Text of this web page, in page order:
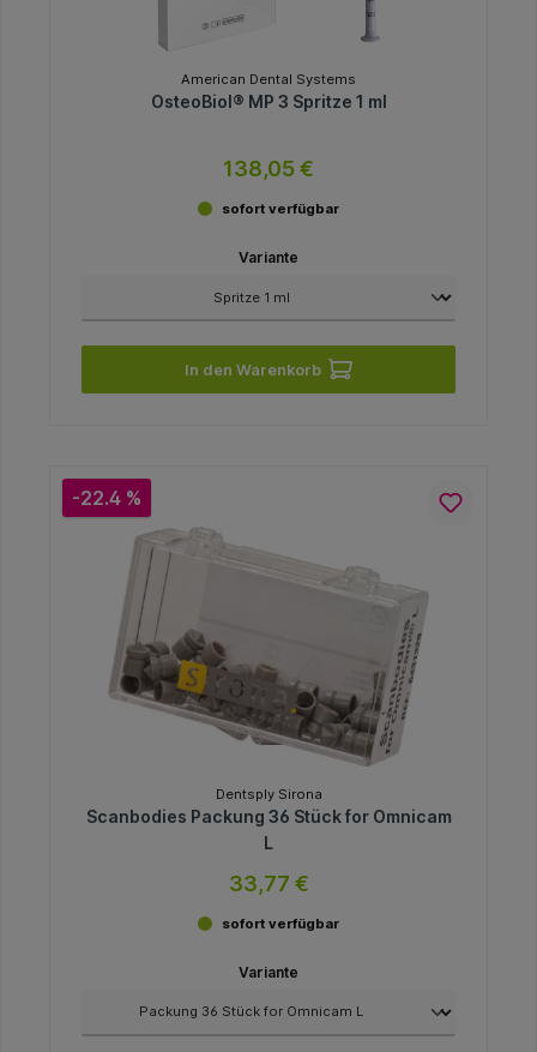
American Dental Systems
OsteoBiol® MP 3 Spritze 1 ml
138,05 €
sofort verfügbar
Variante
In den Warenkorb
-22.4 %
Dentsply Sirona
Scanbodies Packung 36 Stück for Omnicam
L
33,77 €
sofort verfügbar
Variante